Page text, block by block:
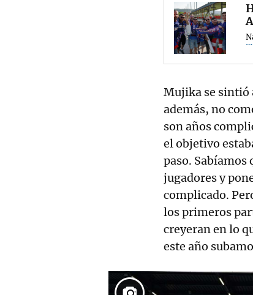
Mujika se sintió
además, no
son años
el objetivo
paso. Sabíamos
jugadores y
complicado.
los primeros
creyeran en lo
este año